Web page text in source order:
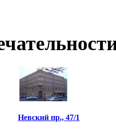
Невский пр., 47/1